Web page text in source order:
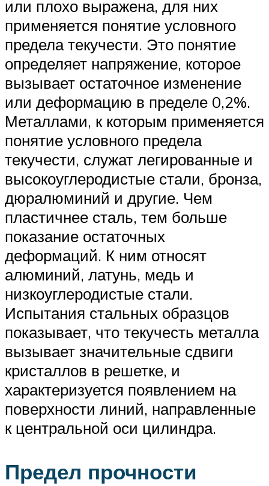
или плохо выражена, для них
применяется понятие условного
предела текучести. Это понятие
определяет напряжение, которое
вызывает остаточное изменение
или деформацию в пределе 0,2%.
Металлами, к которым применяется
понятие условного предела
текучести, служат легированные и
высокоуглеродистые стали, бронза,
дюралюминий и другие. Чем
пластичнее сталь, тем больше
показание остаточных
деформаций. К ним относят
алюминий, латунь, медь и
низкоуглеродистые стали.
Испытания стальных образцов
показывает, что текучесть металла
вызывает значительные сдвиги
кристаллов в решетке, и
характеризуется появлением на
поверхности линий, направленные
к центральной оси цилиндра.
Предел прочности